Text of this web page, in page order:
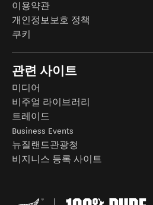
이용약관
개인정보보호 정책
쿠키
관련 사이트
미디어
비주얼 라이브러리
트레이드
Business Events
뉴질랜드관광청
비지니스 등록 사이트